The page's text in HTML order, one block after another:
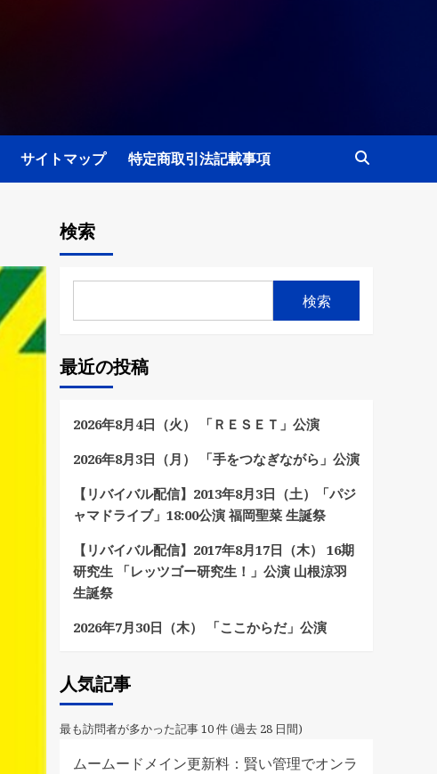
サイトマップ 特定商取引法記載事項
検索
検索
最近の投稿
2026年8月4日（火） 「ＲＥＳＥＴ」公演
2026年8月3日（月） 「手をつなぎながら」公演
【リバイバル配信】2013年8月3日（土）「パジ
ャマドライブ」18:00公演 福岡聖菜 生誕祭
【リバイバル配信】2017年8月17日（木） 16期
研究生 「レッツゴー研究生！」公演 山根涼羽
生誕祭
2026年7月30日（木） 「ここからだ」公演
人気記事
最も訪問者が多かった記事 10 件 (過去 28 日間)
ムームードメイン更新料：賢い管理でオンラ